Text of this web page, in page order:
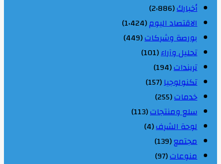
أخبارك(2٬886)
الاقتصاد اليوم(1٬424)
بورصة وشركات(449)
تحليل وآراء(101)
تريندات(194)
تكنولوجيا(157)
خدمات(255)
سلع ومنتجات(113)
لوحة الشرف(4)
مجتمع(139)
منوعات(97)